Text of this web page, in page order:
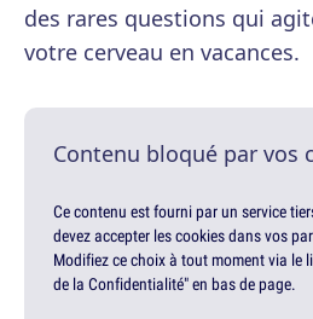
des rares questions qui
votre cerveau en vacances.
Contenu bloqué par vos
Ce contenu est fourni par un service
devez accepter les cookies dans vos
Modifiez ce choix à tout moment via le
de la Confidentialité" en bas de page.